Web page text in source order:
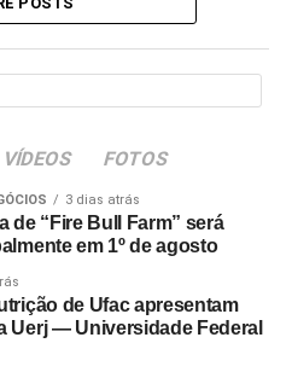
VÍDEOS FOTOS
3 dias atrás
de “Fire Bull Farm” será
em 1º de agosto
de Ufac apresentam
Uerj — Universidade Federal